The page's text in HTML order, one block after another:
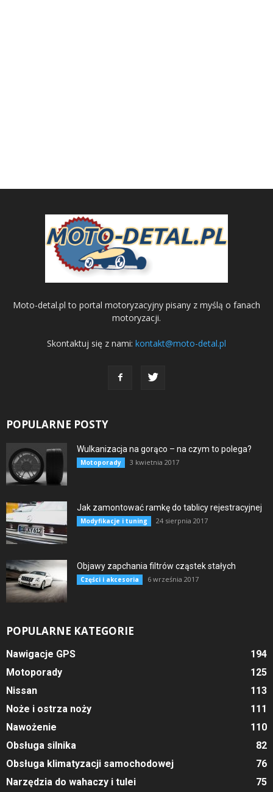
Moto-detal.pl to portal motoryzacyjny pisany z myślą o fanach
motoryzacji.
Skontaktuj się z nami: kontakt@moto-detal.pl
POPULARNE POSTY
Wulkanizacja na gorąco – na czym to polega?
Motoporady 3 kwietnia 2017
Jak zamontować ramkę do tablicy rejestracyjnej
Modyfikacje i tuning 24 sierpnia 2017
Objawy zapchania filtrów cząstek stałych
Części i akcesoria 6 września 2017
POPULARNE KATEGORIE
Nawigacje GPS
194
Motoporady
125
Nissan
113
Noże i ostrza noży
111
Nawożenie
110
Obsługa silnika
82
Obsługa klimatyzacji samochodowej
76
Narzędzia do wahaczy i tulei
75